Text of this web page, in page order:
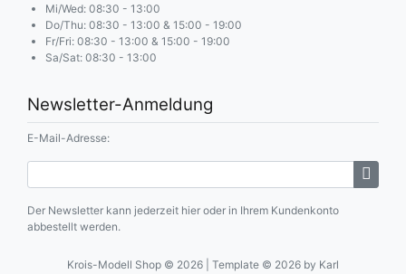
Mi/Wed: 08:30 - 13:00
Do/Thu: 08:30 - 13:00 & 15:00 - 19:00
Fr/Fri: 08:30 - 13:00 & 15:00 - 19:00
Sa/Sat: 08:30 - 13:00
Newsletter-Anmeldung
E-Mail-Adresse:
Der Newsletter kann jederzeit hier oder in Ihrem Kundenkonto
abbestellt werden.
Krois-Modell Shop © 2026 | Template © 2026 by Karl